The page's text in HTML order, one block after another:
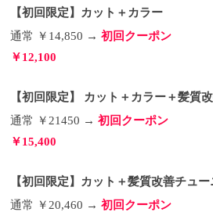
【初回限定】カット＋カラー
通常 ￥14,850 → 初回クーポン
￥12,100
【初回限定】 カット＋カラー＋髪質
通常 ￥21450 → 初回クーポン
￥15,400
【初回限定】カット＋髪質改善チュ
通常 ￥20,460 → 初回クーポン